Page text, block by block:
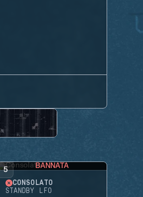
5 BANNATA
CONSOLATO
STANDBY LFO